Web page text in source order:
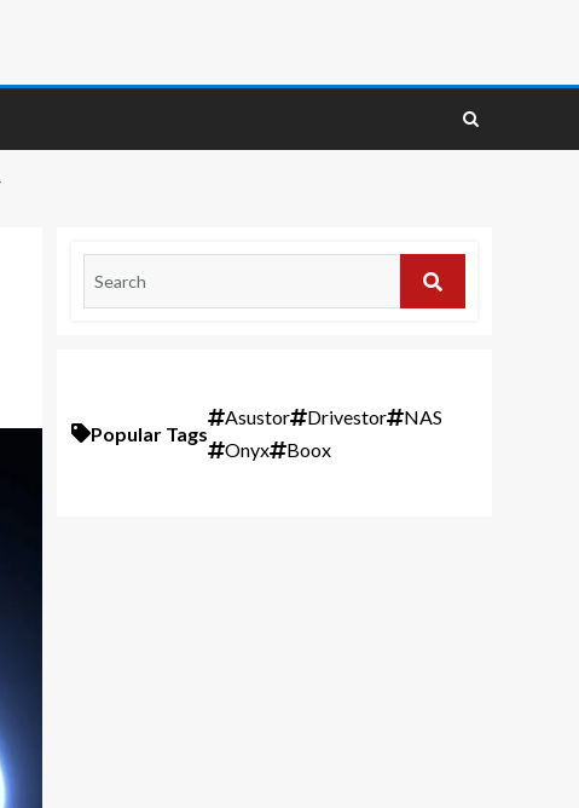
Popular Tags
Asustor Drivestor
NAS
Onyx
Boox